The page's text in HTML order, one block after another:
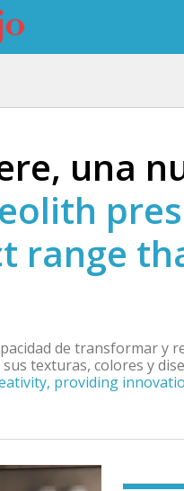
una
range
de transformar y
texturas, colores y
providing